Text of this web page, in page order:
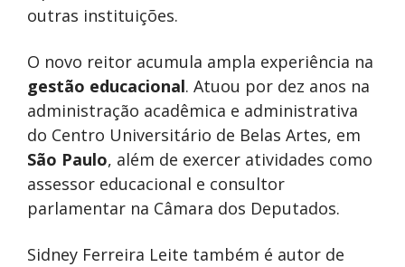
outras instituições.
O novo reitor acumula ampla experiência na
gestão educacional. Atuou por dez anos na
administração acadêmica e administrativa
do Centro Universitário de Belas Artes, em
São Paulo, além de exercer atividades como
assessor educacional e consultor
parlamentar na Câmara dos Deputados.
Sidney Ferreira Leite também é autor de